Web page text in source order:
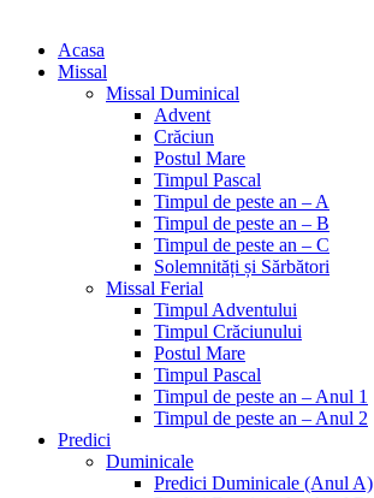
Acasa
Missal
Missal Duminical
Advent
Crăciun
Postul Mare
Timpul Pascal
Timpul de peste an – A
Timpul de peste an – B
Timpul de peste an – C
Solemnități și Sărbători
Missal Ferial
Timpul Adventului
Timpul Crăciunului
Postul Mare
Timpul Pascal
Timpul de peste an – Anul 1
Timpul de peste an – Anul 2
Predici
Duminicale
Predici Duminicale (Anul A)